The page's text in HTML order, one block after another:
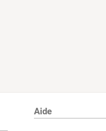
Aide